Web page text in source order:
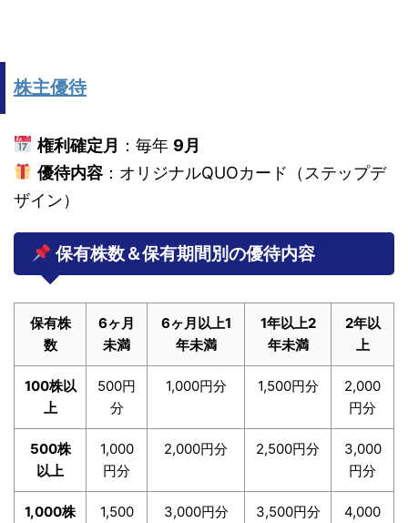
株主優待
権利確定月 ：毎年 9月
優待内容：オリジナルQUOカード（ステップデ
ザイン）
保有株数＆保有期間別の優待内容
保有株
数
6ヶ月
未満
6ヶ月以上1
年未満
1年以上2
年未満
2年以
上
100株以
上
500円
分
1,000円分 1,500円分
2,000
円分
500株
以上
1,000
円分
2,000円分 2,500円分
3,000
円分
1,000株
1,500
3,000円分 3,500円分
4,000